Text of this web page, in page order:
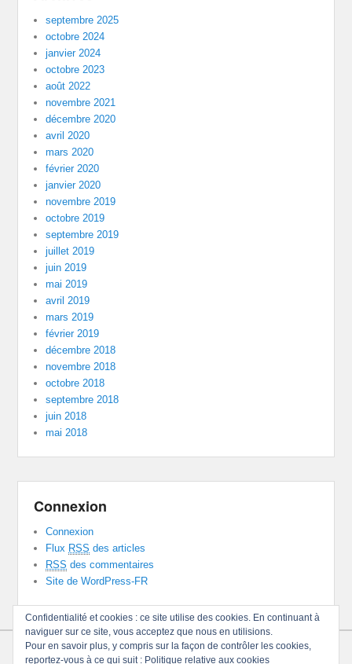
septembre 2025
octobre 2024
janvier 2024
octobre 2023
août 2022
novembre 2021
décembre 2020
avril 2020
mars 2020
février 2020
janvier 2020
novembre 2019
octobre 2019
septembre 2019
juillet 2019
juin 2019
mai 2019
avril 2019
mars 2019
février 2019
décembre 2018
novembre 2018
octobre 2018
septembre 2018
juin 2018
mai 2018
Connexion
Connexion
Flux RSS des articles
RSS des commentaires
Site de WordPress-FR
Copyright © 2026Consommer Autrement En Maurienne
Confidentialité et cookies : ce site utilise des cookies. En continuant à
naviguer sur ce site, vous acceptez que nous en utilisions.
Pour en savoir plus, y compris sur la façon de contrôler les cookies,
reportez-vous à ce qui suit : Politique relative aux cookies